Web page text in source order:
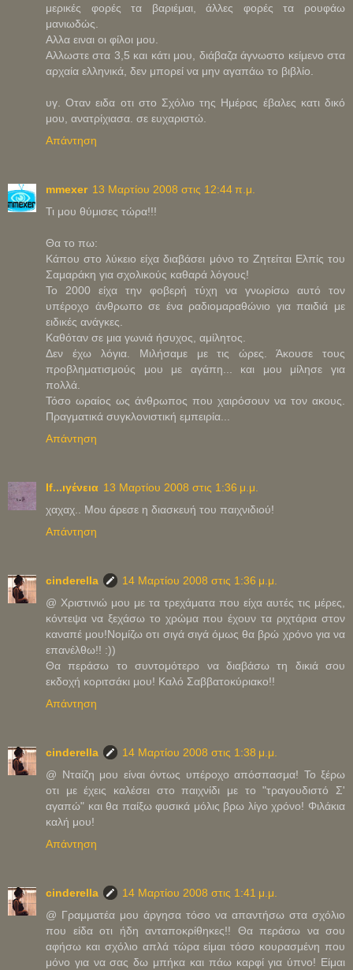
μερικές φορές τα βαριέμαι, άλλες φορές τα ρουφάω
μανιωδώς.
Αλλα ειναι οι φίλοι μου.
Αλλωστε στα 3,5 και κάτι μου, διάβαζα άγνωστο κείμενο στα
αρχαία ελληνικά, δεν μπορεί να μην αγαπάω το βιβλίο.
υγ. Οταν ειδα οτι στο Σχόλιο της Ημέρας έβαλες κατι δικό
μου, ανατρίχιασα. σε ευχαριστώ.
Απάντηση
mmexer 13 Μαρτίου 2008 στις 12:44 π.μ.
Τι μου θύμισες τώρα!!!
Θα το πω:
Κάπου στο λύκειο είχα διαβάσει μόνο το Ζητείται Ελπίς του
Σαμαράκη για σχολικούς καθαρά λόγους!
Το 2000 είχα την φοβερή τύχη να γνωρίσω αυτό τον
υπέροχο άνθρωπο σε ένα ραδιομαραθώνιο για παιδιά με
ειδικές ανάγκες.
Καθόταν σε μια γωνιά ήσυχος, αμίλητος.
Δεν έχω λόγια. Μιλήσαμε με τις ώρες. Άκουσε τους
προβληματισμούς μου με αγάπη... και μου μίλησε για
πολλά.
Τόσο ωραίος ως άνθρωπος που χαιρόσουν να τον ακους.
Πραγματικά συγκλονιστική εμπειρία...
Απάντηση
If...ιγένεια 13 Μαρτίου 2008 στις 1:36 μ.μ.
χαχαχ.. Μου άρεσε η διασκευή του παιχνιδιού!
Απάντηση
cinderella
14 Μαρτίου 2008 στις 1:36 μ.μ.
@ Χριστινιώ μου με τα τρεχάματα που είχα αυτές τις μέρες,
κόντεψα να ξεχάσω το χρώμα που έχουν τα ριχτάρια στον
καναπέ μου!Νομίζω οτι σιγά σιγά όμως θα βρώ χρόνο για να
επανέλθω!! :))
Θα περάσω το συντομότερο να διαβάσω τη δικιά σου
εκδοχή κοριτσάκι μου! Καλό Σαββατοκύριακο!!
Απάντηση
cinderella
14 Μαρτίου 2008 στις 1:38 μ.μ.
@ Νταίζη μου είναι όντως υπέροχο απόσπασμα! Το ξέρω
οτι με έχεις καλέσει στο παιχνίδι με το "τραγουδιστό Σ'
αγαπώ" και θα παίξω φυσικά μόλις βρω λίγο χρόνο! Φιλάκια
καλή μου!
Απάντηση
cinderella
14 Μαρτίου 2008 στις 1:41 μ.μ.
@ Γραμματέα μου άργησα τόσο να απαντήσω στα σχόλιο
που είδα οτι ήδη ανταποκρίθηκες!! Θα περάσω να σου
αφήσω και σχόλιο απλά τώρα είμαι τόσο κουρασμένη που
μόνο για να σας δω μπήκα και πάω καρφί για ύπνο! Είμαι